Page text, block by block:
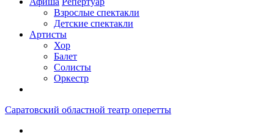
Взрослые спектакли
Детские спектакли
Артисты
Хор
Балет
Солисты
Оркестр
Саратовский областной театр оперетты